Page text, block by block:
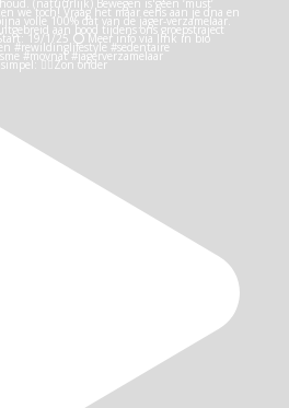
👉🏻Zon onder